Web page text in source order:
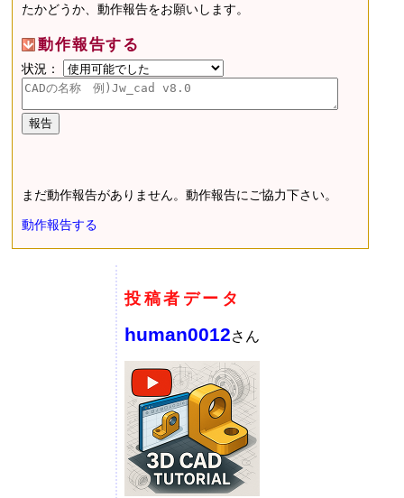
たかどうか、動作報告をお願いします。
動作報告する
状況：
まだ動作報告がありません。動作報告にご協力下さい。
動作報告する
投稿者データ
human0012さん